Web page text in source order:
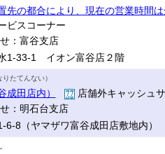
先の都合により、現在の営業時間
ビスコーナー
：富谷支店
1-33-1 イオン富谷店２階
たてんない）
成田店内）
店舗外キャッシュ
：明石台支店
6-8（ヤマザワ富谷成田店敷地内）